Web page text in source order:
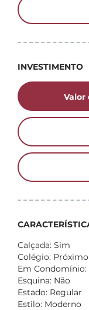
INVESTIMENTO
Valor
Calçada: Sim
Colégio: Próximo
Em Condomínio:
Esquina: Não
Estado: Regular
Estilo: Moderno